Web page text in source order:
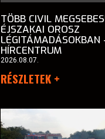
TÖBB CIVIL
ÉJSZAKAI OROSZ
LÉGITÁMADÁSOKBAN
HÍRCENTRUM
2026.08.07.
RÉSZLETEK +